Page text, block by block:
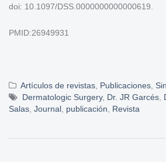
doi: 10.1097/DSS.0000000000000619.
PMID:26949931
Artículos de revistas Publicaciones
Dermatologic Surgery, Dr. JR Garcés
Salas Journal publicación Revista